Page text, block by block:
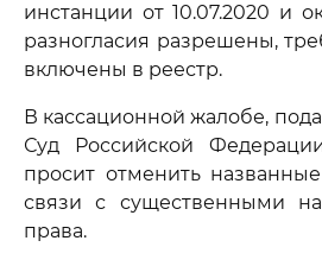
инстанции от 10.07.2020 и
разногласия разрешены,
включены в реестр.
В кассационной жалобе,
Суд Российской
просит отменить
связи с существенными
права.